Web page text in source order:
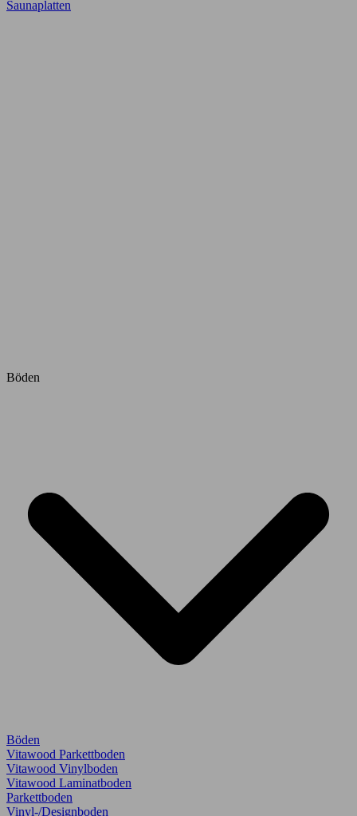
Saunaplatten
Böden
Böden
Vitawood Parkettboden
Vitawood Vinylboden
Vitawood Laminatboden
Parkettboden
Vinyl-/Designboden